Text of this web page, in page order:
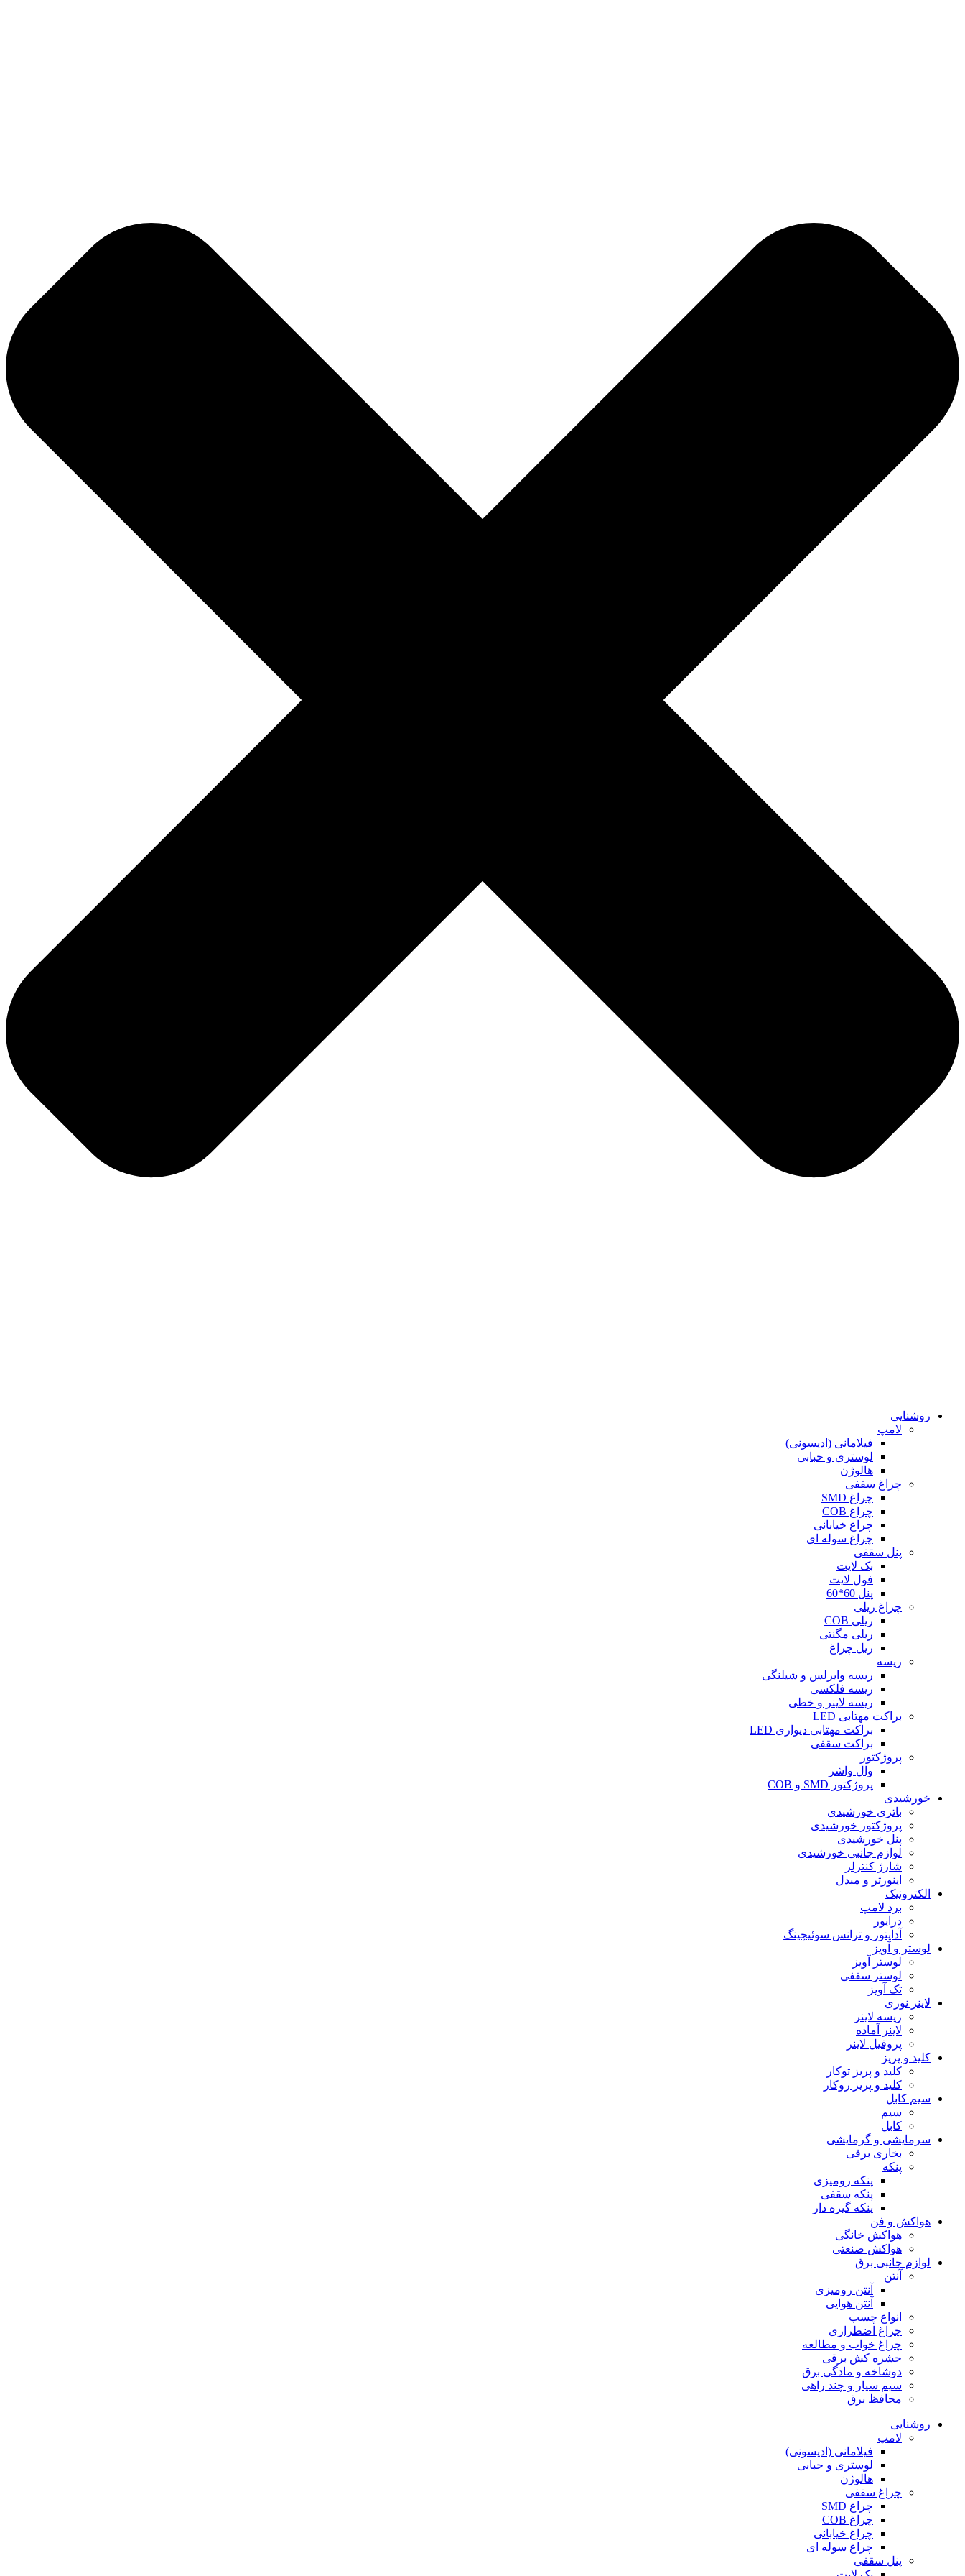
روشنایی
لامپ
فیلامانی (ادیسونی)
لوستری و حبابی
هالوژن
چراغ سقفی
چراغ SMD
چراغ COB
چراغ خیابانی
چراغ سوله ای
پنل سقفی
بک لایت
فول لایت
پنل 60*60
چراغ ریلی
ریلی COB
ریلی مگنتی
ریل چراغ
ریسه
ریسه وایرلس و شیلنگی
ریسه فلکسی
ریسه لاینر و خطی
براکت مهتابی LED
براکت مهتابی دیواری LED
براکت سقفی
پروژکتور
وال واشر
پروژکتور SMD و COB
خورشیدی
باتری خورشیدی
پروژکتور خورشیدی
پنل خورشیدی
لوازم جانبی خورشیدی
شارژ کنترلر
اینورتر و مبدل
الکترونیک
برد لامپ
درایور
آداپتور و ترانس سوئیچینگ
لوستر و آویز
لوستر آویز
لوستر سقفی
تک آویز
لاینر نوری
ریسه لاینر
لاینر آماده
پروفیل لاینر
کلید و پریز
کلید و پریز توکار
کلید و پریز روکار
سیم کابل
سیم
کابل
سرمایشی و گرمایشی
بخاری برقی
پنکه
پنکه رومیزی
پنکه سقفی
پنکه گیره دار
هواکش و فن
هواکش خانگی
هواکش صنعتی
لوازم جانبی برق
آنتن
آنتن رومیزی
آنتن هوایی
انواع چسب
چراغ اضطراری
چراغ خواب و مطالعه
حشره کش برقی
دوشاخه و مادگی برق
سیم سیار و چند راهی
محافظ برق
روشنایی
لامپ
فیلامانی (ادیسونی)
لوستری و حبابی
هالوژن
چراغ سقفی
چراغ SMD
چراغ COB
چراغ خیابانی
چراغ سوله ای
پنل سقفی